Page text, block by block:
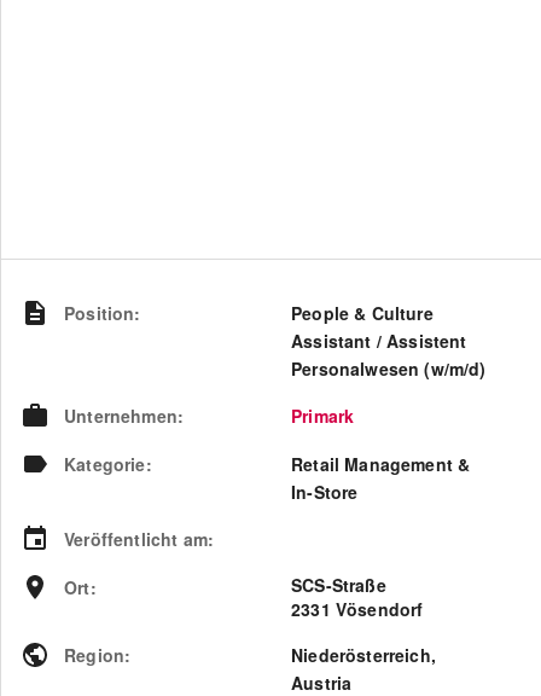
Position:
People & Culture
Assistant / Assistent
Personalwesen (w/m/d)
Unternehmen:
Primark
Kategorie:
Retail Management &
In-Store
Veröffentlicht am:
Ort:
SCS-Straße
2331 Vösendorf
Region: Niederösterreich,
Austria